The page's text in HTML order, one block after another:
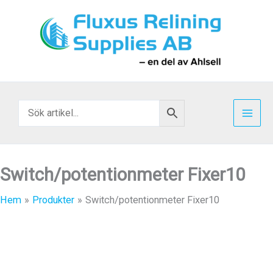
Switch/potentionmeter Fixer10
Hem Produkter Switch/potentionmeter Fixer10